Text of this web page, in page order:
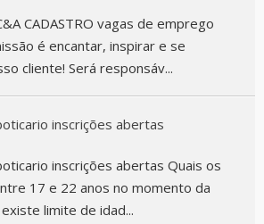
CADASTRO vagas de emprego
é encantar, inspirar e se
cliente! Será responsáv...
inscrições abertas
inscrições abertas Quais os
17 e 22 anos no momento da
limite de idad...